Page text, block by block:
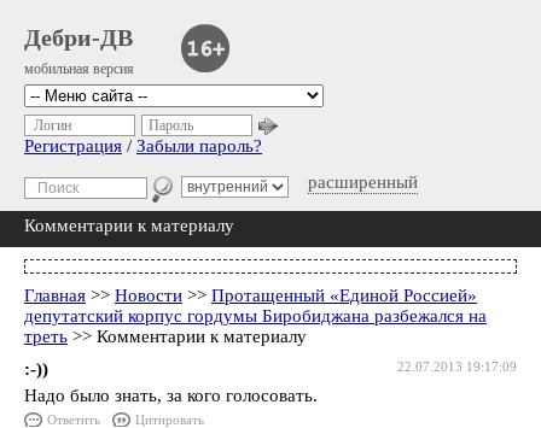
Дебри-ДВ
мобильная версия
расширенный
Логин Пароль
Регистрация / Забыли пароль?
Комментарии к материалу
Главная >> Новости >> Протащенный «Единой Россией»
депутатский корпус гордумы Биробиджана разбежался на
треть >> Комментарии к материалу
22.07.2013 19:17:09
:-))
Надо было знать, за кого голосовать.
Ответить Цитировать